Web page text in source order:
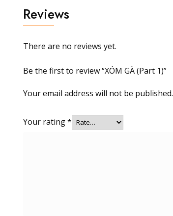
Reviews
There are no reviews yet.
Be the first to review “XÓM GÀ (Part 1)”
Your email address will not be published.
Your rating*